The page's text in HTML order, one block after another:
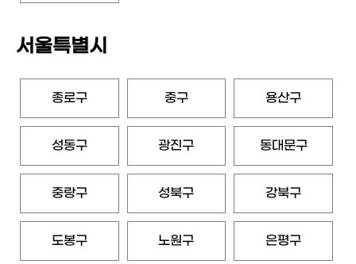
서울특별시
종로구 중구 용산구
성동구 광진구 동대문구
중랑구 성북구 강북구
도봉구 노원구 은평구